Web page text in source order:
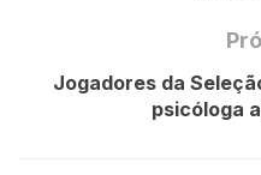
Jogadores da
psicóloga